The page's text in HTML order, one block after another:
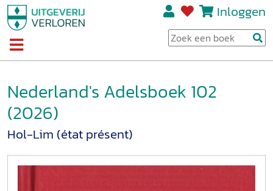
Inloggen
Nederland's Adelsboek 102
(2026)
Hol-Lim (état présent)